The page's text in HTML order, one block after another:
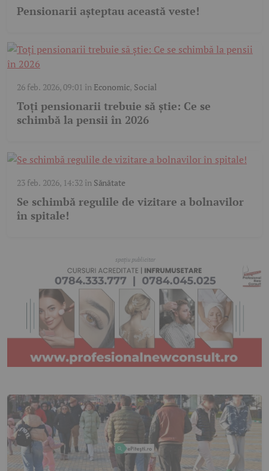
Pensionarii așteptau această veste!
26 feb. 2026, 09:01 în Economic, Social
Toți pensionarii trebuie să știe: Ce se
schimbă la pensii în 2026
23 feb. 2026, 14:32 în Sănătate
Se schimbă regulile de vizitare a bolnavilor
în spitale!